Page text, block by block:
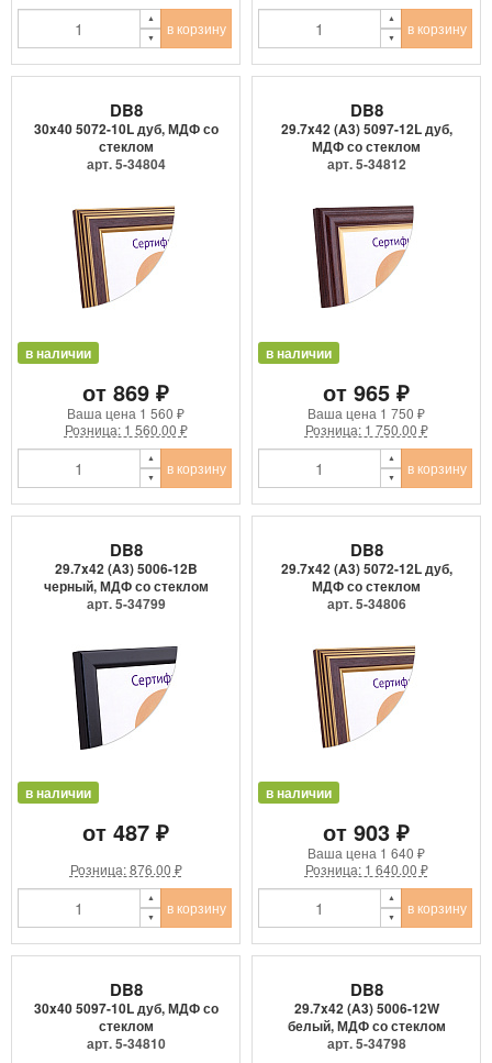
в корзину в корзину
DB8
30x40 5072-10L дуб, МДФ со
стеклом
арт. 5-34804
в наличии
от 869 ₽
Ваша цена 1 560 ₽
Розница: 1 560.00 ₽
в корзину
DB8
29.7x42 (A3) 5097-12L дуб,
МДФ со стеклом
арт. 5-34812
в наличии
от 965 ₽
Ваша цена 1 750 ₽
Розница: 1 750.00 ₽
в корзину
DB8
29.7x42 (A3) 5006-12B
черный, МДФ со стеклом
арт. 5-34799
в наличии
от 487 ₽
Розница: 876.00 ₽
в корзину
DB8
29.7x42 (A3) 5072-12L дуб,
МДФ со стеклом
арт. 5-34806
в наличии
от 903 ₽
Ваша цена 1 640 ₽
Розница: 1 640.00 ₽
в корзину
DB8
30x40 5097-10L дуб, МДФ со
стеклом
арт. 5-34810
DB8
29.7x42 (A3) 5006-12W
белый, МДФ со стеклом
арт. 5-34798